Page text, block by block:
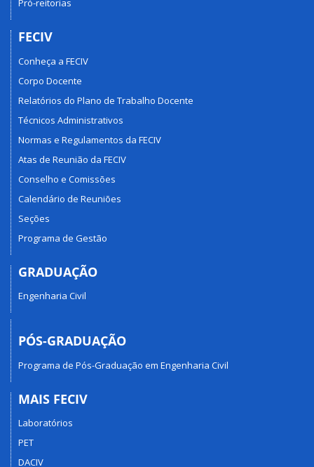
Pró-reitorias
FECIV
Conheça a FECIV
Corpo Docente
Relatórios do Plano de Trabalho Docente
Técnicos Administrativos
Normas e Regulamentos da FECIV
Atas de Reunião da FECIV
Conselho e Comissões
Calendário de Reuniões
Seções
Programa de Gestão
GRADUAÇÃO
Engenharia Civil
PÓS-GRADUAÇÃO
Programa de Pós-Graduação em Engenharia Civil
MAIS FECIV
Laboratórios
PET
DACIV